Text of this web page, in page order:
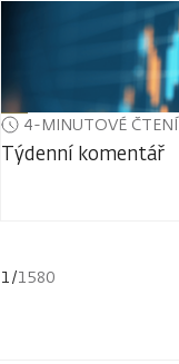
4-MINUTOVÉ ČTENÍ
Týdenní komentář
1/1580